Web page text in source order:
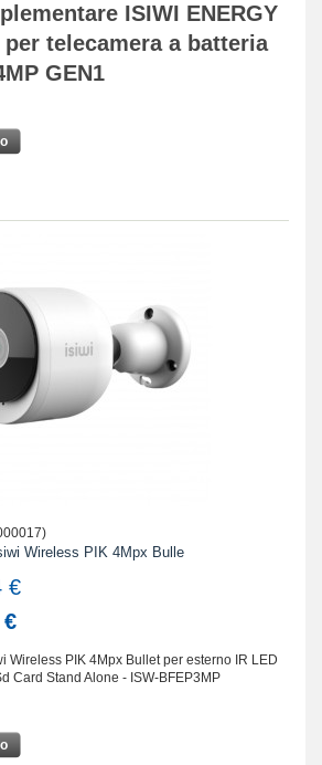
ISIWI ENERGY
per telecamera a batteria
GEN1
Wireless PIK 4Mpx Bulle
€
€
Wireless PIK 4Mpx Bullet per esterno IR LED
Card Stand Alone - ISW-BFEP3MP